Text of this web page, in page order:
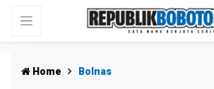
Home Bolnas